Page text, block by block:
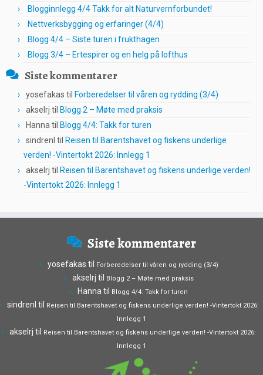
Blogginnlegg 4/4 Takk for alt Naturvernforbundet!
Nettverksbygging og erfaringer (4/4)
Blogg 4/4 – Siste turen i frukthagen
Blogg 3/4 – Ertespirer og en helg på lofthus
Siste kommentarer
yosefakas til Forberedelser til våren og rydding (3/4)
akselrj til Blogg 2 – Møte med praksis
Hanna til Blogg 4/4: Takk for turen
sindrenl til Reisen til Barentshavet og fiskens underlige
verden! -Vintertokt 2026: Innlegg 1
akselrj til Reisen til Barentshavet og fiskens underlige verden!
-Vintertokt 2026: Innlegg 1
Siste kommentarer
yosefakas til Forberedelser til våren og rydding (3/4)
akselrj til Blogg 2 – Møte med praksis
Hanna til Blogg 4/4: Takk for turen
sindrenl til Reisen til Barentshavet og fiskens underlige verden! -Vintertokt 2026:
Innlegg 1
akselrj til Reisen til Barentshavet og fiskens underlige verden! -Vintertokt 2026:
Innlegg 1